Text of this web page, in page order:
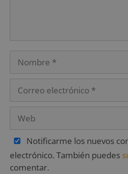
Notificarme los nuevos
electrónico. También puedes
comentar.